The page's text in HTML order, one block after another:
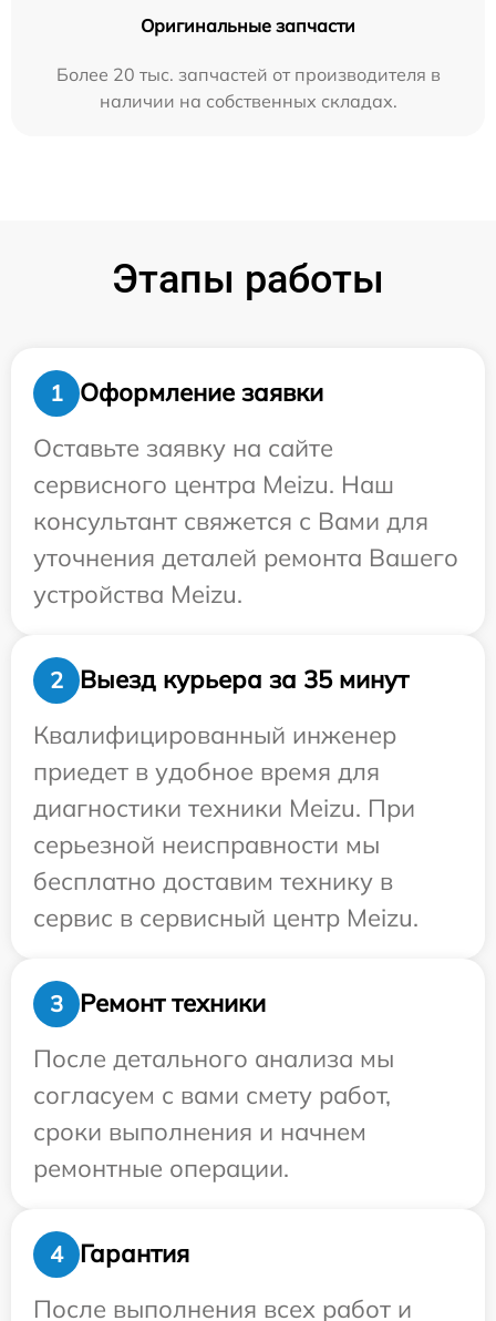
Оригинальные запчасти
Более 20 тыс. запчастей от производителя в
наличии на собственных складах.
Этапы работы
1
Оформление заявки
Оставьте заявку на сайте
сервисного центра Meizu. Наш
консультант свяжется с Вами для
уточнения деталей ремонта Вашего
устройства Meizu.
2
Выезд курьера за 35 минут
Квалифицированный инженер
приедет в удобное время для
диагностики техники Meizu. При
серьезной неисправности мы
бесплатно доставим технику в
сервис в сервисный центр Meizu.
3
Ремонт техники
После детального анализа мы
согласуем с вами смету работ,
сроки выполнения и начнем
ремонтные операции.
4
Гарантия
После выполнения всех работ и